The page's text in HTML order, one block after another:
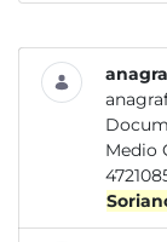
Medio